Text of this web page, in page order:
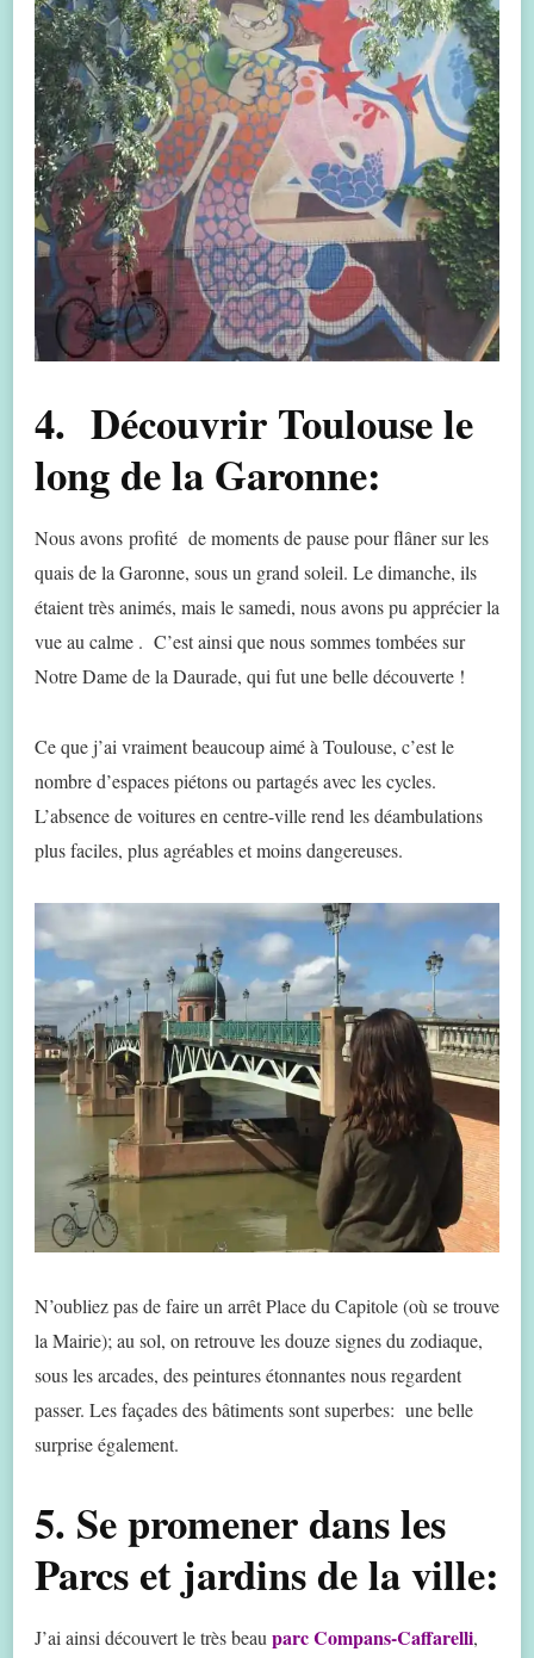
4. Découvrir Toulouse le
long de la Garonne:
Nous avons profité de moments de pause pour flâner sur les
quais de la Garonne, sous un grand soleil. Le dimanche, ils
étaient très animés, mais le samedi, nous avons pu apprécier la
vue au calme . C’est ainsi que nous sommes tombées sur
Notre Dame de la Daurade, qui fut une belle découverte !
Ce que j’ai vraiment beaucoup aimé à Toulouse, c’est le
nombre d’espaces piétons ou partagés avec les cycles.
L’absence de voitures en centre-ville rend les déambulations
plus faciles, plus agréables et moins dangereuses.
N’oubliez pas de faire un arrêt Place du Capitole (où se trouve
la Mairie); au sol, on retrouve les douze signes du zodiaque,
sous les arcades, des peintures étonnantes nous regardent
passer. Les façades des bâtiments sont superbes: une belle
surprise également.
5. Se promener dans les
Parcs et jardins de la ville:
J’ai ainsi découvert le très beauparc Compans-Caffarelli,